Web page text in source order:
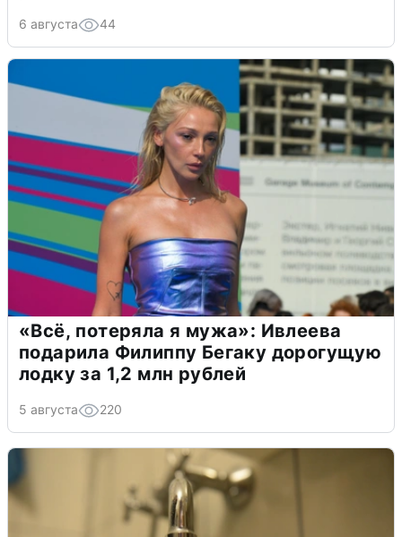
6 августа 44
«Всё, потеряла я мужа»: Ивлеева
подарила Филиппу Бегаку дорогущую
лодку за 1,2 млн рублей
5 августа 220